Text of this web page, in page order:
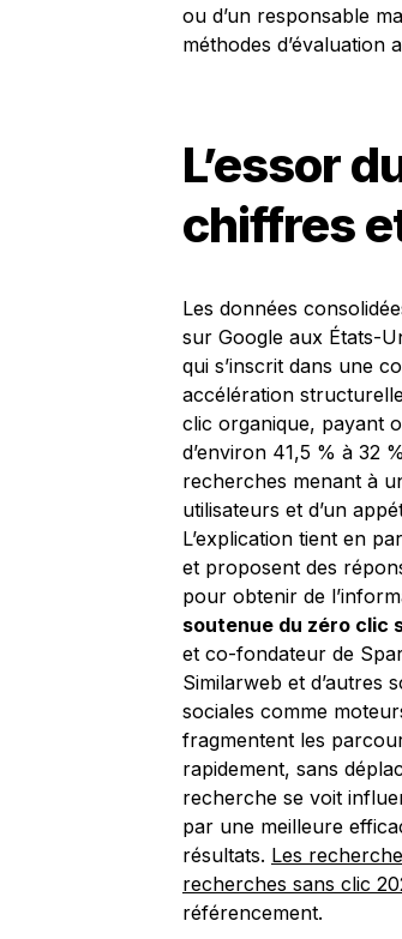
ou d’un responsable
méthodes d’évaluation
L’essor
chiffres
Les données
sur Google aux États-
qui s’inscrit dans une
accélération
clic organique, payant
d’environ 41,5 % à 32
recherches menant à
utilisateurs et d’un
L’explication tient en
et proposent des
pour obtenir de
soutenue du zéro clic
et co-fondateur de
Similarweb et d’autres
sociales comme
fragmentent les
rapidement, sans
recherche se voit
par une meilleure
résultats. Les
recherches sans clic
référencement.